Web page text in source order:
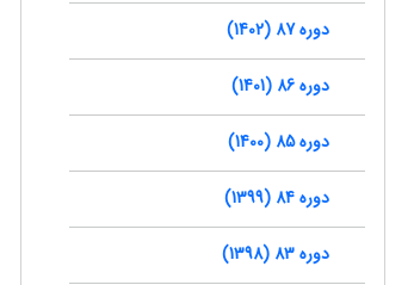
دوره 87 (1402)
دوره 86 (1401)
دوره 85 (1400)
دوره 84 (1399)
دوره 83 (1398)